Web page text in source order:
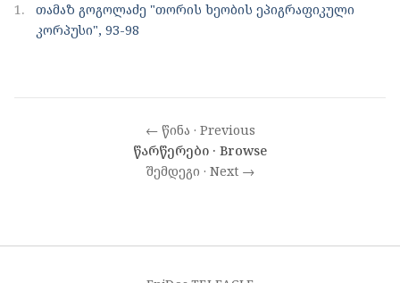
1.
თამაზ გოგოლაძე "თორის ხეობის ეპიგრაფიკული
კორპუსი", 93-98
← წინა · Previous
წარწერები · Browse
შემდეგი · Next →